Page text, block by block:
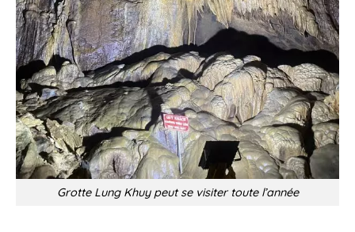
Grotte Lung Khuy peut se visiter toute l’année